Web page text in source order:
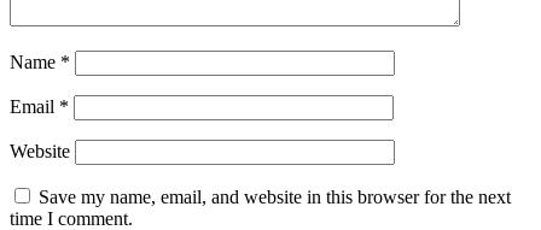
Name *
Email *
Website
Save my name, email, and website in this browser for the next
time I comment.